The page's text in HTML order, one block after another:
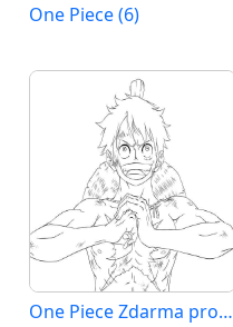
One Piece (6)
One Piece Zdarma pro Děti